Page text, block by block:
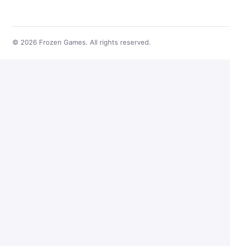
© 2026 Frozen Games. All rights reserved.